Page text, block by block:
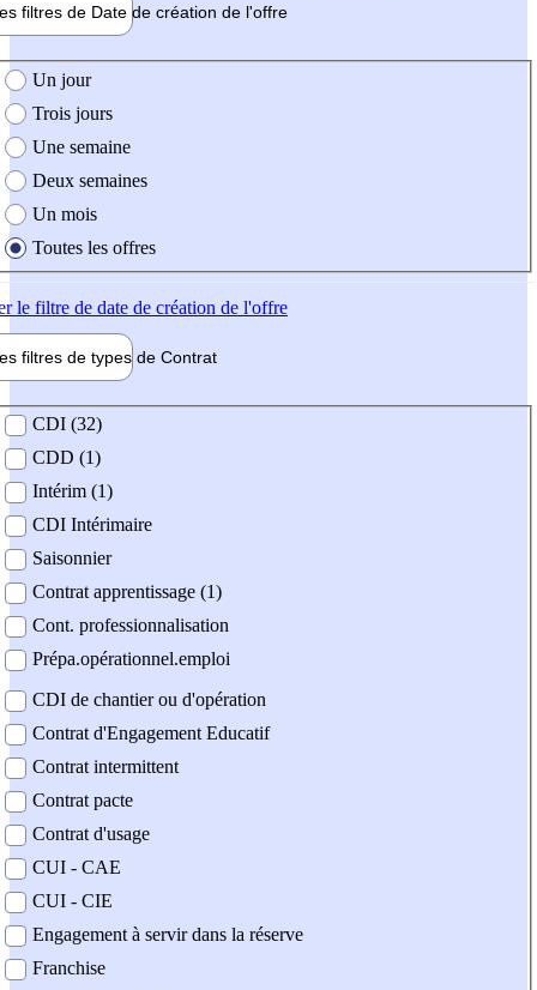
filtres de Date de création de l'offre
création de l'offre
Un jour
Trois jours
Une semaine
Deux semaines
Un mois
Toutes les offres
le filtre de date de création de l'offre
filtres de types de Contrat
contrat
CDI (32)
CDD (1)
Intérim (1)
CDI Intérimaire
Saisonnier
Contrat apprentissage (1)
Cont. professionnalisation
Prépa.opérationnel.emploi
CDI de chantier ou d'opération
Contrat d'Engagement Educatif
Contrat intermittent
Contrat pacte
Contrat d'usage
CUI - CAE
CUI - CIE
Engagement à servir dans la réserve
Franchise